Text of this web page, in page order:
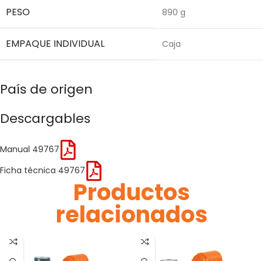
PESO 890 g
EMPAQUE INDIVIDUAL Caja
País de origen
Descargables
Manual 49767
Ficha técnica 49767
Productos
relacionados